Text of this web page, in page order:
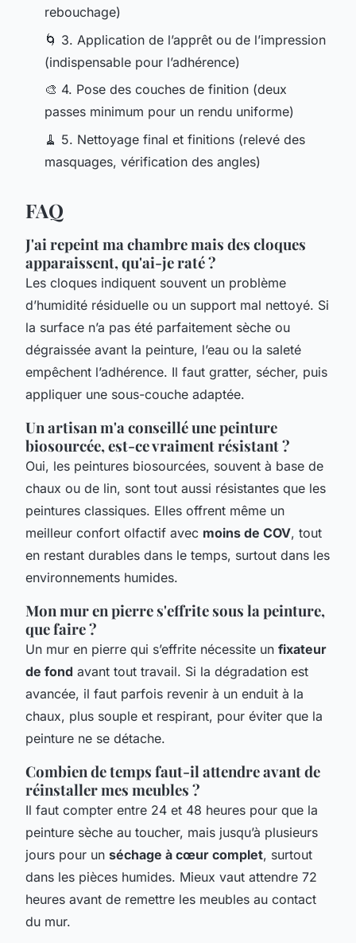
rebouchage)
🌀 3. Application de l’apprêt ou de l’impression
(indispensable pour l’adhérence)
🎨 4. Pose des couches de finition (deux
passes minimum pour un rendu uniforme)
🧹 5. Nettoyage final et finitions (relevé des
masquages, vérification des angles)
FAQ
J'ai repeint ma chambre mais des cloques
apparaissent, qu'ai-je raté ?
Les cloques indiquent souvent un problème
d’humidité résiduelle ou un support mal nettoyé. Si
la surface n’a pas été parfaitement sèche ou
dégraissée avant la peinture, l’eau ou la saleté
empêchent l’adhérence. Il faut gratter, sécher, puis
appliquer une sous-couche adaptée.
Un artisan m'a conseillé une peinture
biosourcée, est-ce vraiment résistant ?
Oui, les peintures biosourcées, souvent à base de
chaux ou de lin, sont tout aussi résistantes que les
peintures classiques. Elles offrent même un
meilleur confort olfactif avec moins de COV, tout
en restant durables dans le temps, surtout dans les
environnements humides.
Mon mur en pierre s'effrite sous la peinture,
que faire ?
Un mur en pierre qui s’effrite nécessite un fixateur
de fond avant tout travail. Si la dégradation est
avancée, il faut parfois revenir à un enduit à la
chaux, plus souple et respirant, pour éviter que la
peinture ne se détache.
Combien de temps faut-il attendre avant de
réinstaller mes meubles ?
Il faut compter entre 24 et 48 heures pour que la
peinture sèche au toucher, mais jusqu’à plusieurs
jours pour un séchage à cœur complet, surtout
dans les pièces humides. Mieux vaut attendre 72
heures avant de remettre les meubles au contact
du mur.